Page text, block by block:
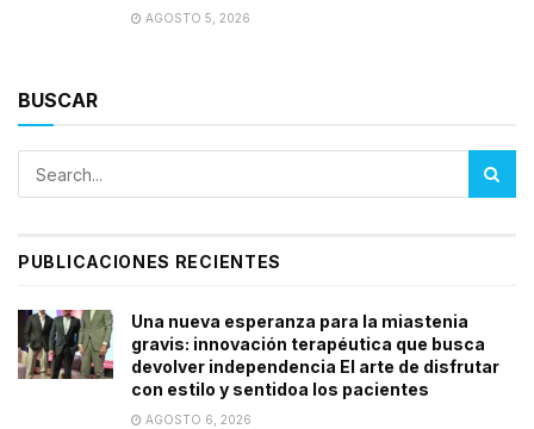
AGOSTO 5, 2026
BUSCAR
PUBLICACIONES RECIENTES
Una nueva esperanza para la miastenia
gravis: innovación terapéutica que busca
devolver independencia El arte de disfrutar
con estilo y sentidoa los pacientes
AGOSTO 6, 2026